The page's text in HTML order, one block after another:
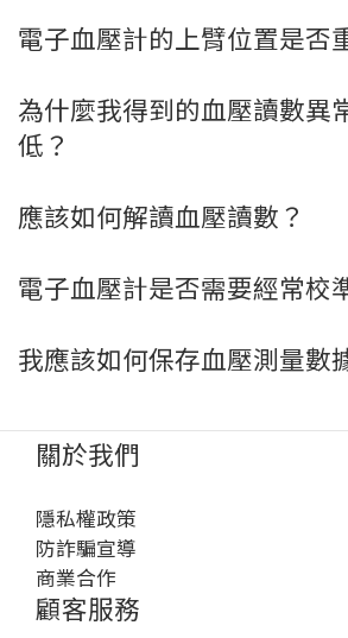
電子血壓計的上臂位置是否
為什麼我得到的血壓讀數異
低？
應該如何解讀血壓讀數？
電子血壓計是否需要經常校
我應該如何保存血壓測量數
關於我們
隱私權政策
防詐騙宣導
商業合作
顧客服務